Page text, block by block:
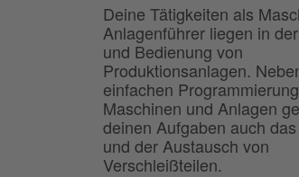
Deine Tätigkeiten als
Anlagenführer liegen in
und Bedienung von
Produktionsanlagen.
einfachen
Maschinen und Anlagen
deinen Aufgaben auch
und der Austausch von
Verschleißteilen.